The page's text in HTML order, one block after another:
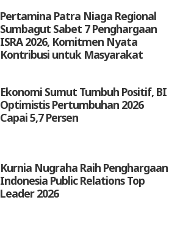
Pertamina Patra Niaga Regional
Sumbagut Sabet 7 Penghargaan
ISRA 2026, Komitmen Nyata
Kontribusi untuk Masyarakat
Ekonomi Sumut Tumbuh Positif, BI
Optimistis Pertumbuhan 2026
Capai 5,7 Persen
Kurnia Nugraha Raih Penghargaan
Indonesia Public Relations Top
Leader 2026